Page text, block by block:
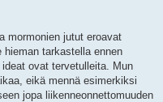
mormonien jutut eroavat
tarkastella ennen
ovat tervetulleita. Mun
eikä mennä esimerkiksi
jopa liikenneonnettomuuden